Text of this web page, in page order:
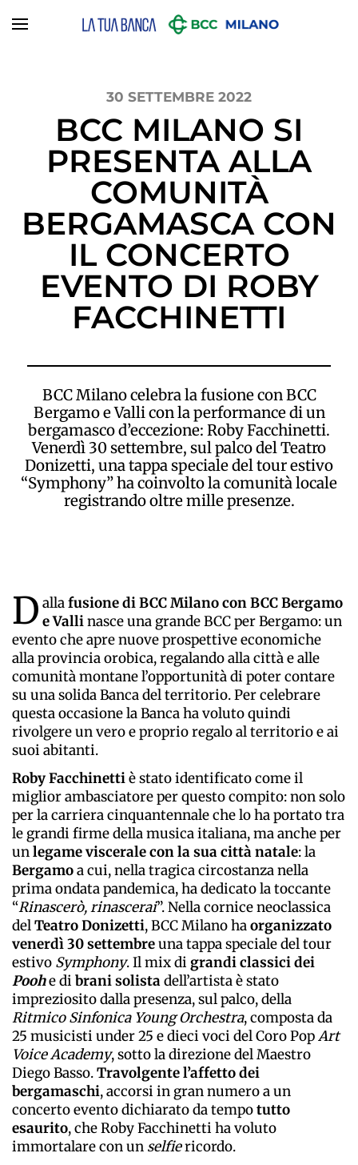
30 SETTEMBRE 2022
BCC MILANO SI
PRESENTA ALLA
COMUNITÀ
BERGAMASCA CON
IL CONCERTO
EVENTO DI ROBY
FACCHINETTI
BCC Milano celebra la fusione con BCC
Bergamo e Valli con la performance di un
bergamasco d’eccezione: Roby Facchinetti.
Venerdì 30 settembre, sul palco del Teatro
Donizetti, una tappa speciale del tour estivo
“Symphony” ha coinvolto la comunità locale
registrando oltre mille presenze.
D allafusione di BCC Milano con BCC Bergamo
e Vallinasce una grande BCC per Bergamo: un
evento che apre nuove prospettive economiche
alla provincia orobica, regalando alla città e alle
comunità montane l’opportunità di poter contare
su una solida Banca del territorio. Per celebrare
questa occasione la Banca ha voluto quindi
rivolgere un vero e proprio regalo al territorio e ai
suoi abitanti.
Roby Facchinettiè stato identificato come il
miglior ambasciatore per questo compito: non solo
per la carriera cinquantennale che lo ha portato tra
le grandi firme della musica italiana, ma anche per
unlegame viscerale con la sua città natale: la
Bergamoa cui, nella tragica circostanza nella
prima ondata pandemica, ha dedicato la toccante
“Rinascerò, rinascerai”. Nella cornice neoclassica
delTeatro Donizetti, BCC Milano haorganizzato
venerdì 30 settembreuna tappa speciale del tour
estivo Symphony. Il mix di grandiclassicidei
Poohe di branisolistadell’artista è stato
impreziosito dalla presenza, sul palco, della
Ritmico Sinfonica Young Orchestra, composta da
25 musicisti under 25 e dieci voci del Coro PopArt
Voice Academy, sotto la direzione del Maestro
Diego Basso.Travolgente l’affetto dei
bergamaschi, accorsi in gran numero a un
concerto evento dichiarato da tempotutto
esaurito, che Roby Facchinetti ha voluto
immortalare con un selfiericordo.